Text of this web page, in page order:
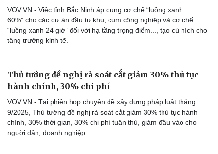
VOV.VN - Việc tỉnh Bắc Ninh áp dụng cơ chế “luồng xanh
60%” cho các dự án đầu tư khu, cụm công nghiệp và cơ chế
“luồng xanh 24 giờ” đối với hạ tầng trọng điểm..., tạo cú hích cho
tăng trưởng kinh tế.
Thủ tướng đề nghị rà soát cắt giảm 30% thủ tục
hành chính, 30% chi phí
VOV.VN - Tại phiên họp chuyên đề xây dựng pháp luật tháng
9/2025, Thủ tướng đề nghị rà soát cắt giảm 30% thủ tục hành
chính, 30% thời gian, 30% chi phí tuân thủ, giảm đầu vào cho
người dân, doanh nghiệp.